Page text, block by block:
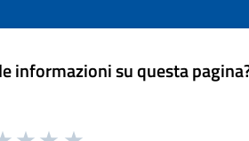
informazioni su questa